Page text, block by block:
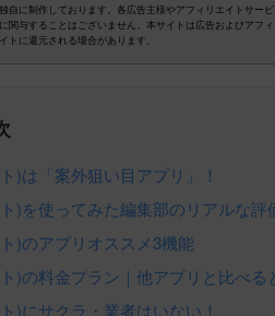
自に制作しております。各広告主様やアフィリエイトサー
関与することはございません。本サイトは広告およびアフ
トに還元される場合があります。
)は「案外狙い目アプリ」！
)を使ってみた編集部のリアルな評
)のアプリオススメ3機能
)の料金プラン｜他アプリと比べる
)にサクラ・業者はいない！